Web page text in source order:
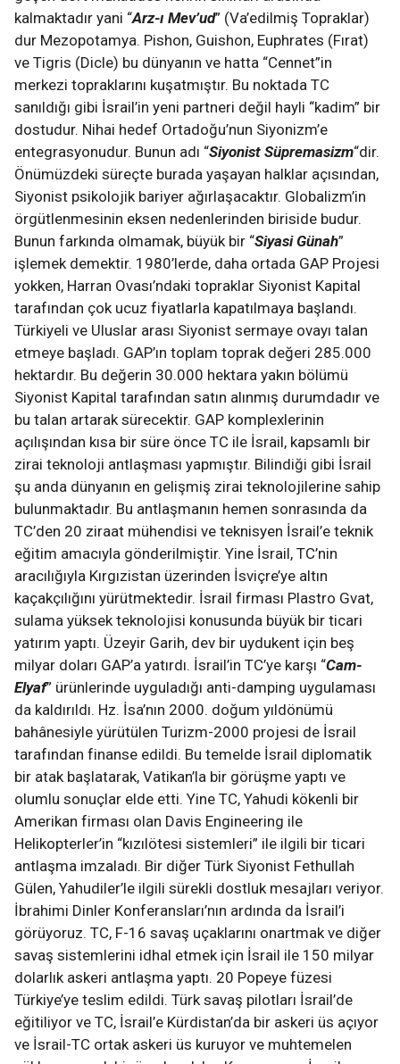
kalmaktadır yani “Arz-ı Mev’ud” (Va’edilmiş Topraklar)
dur Mezopotamya. Pishon, Guishon, Euphrates (Fırat)
ve Tigris (Dicle) bu dünyanın ve hatta “Cennet”in
merkezi topraklarını kuşatmıştır. Bu noktada TC
sanıldığı gibi İsrail’in yeni partneri değil hayli “kadim” bir
dostudur. Nihai hedef Ortadoğu’nun Siyonizm’e
entegrasyonudur. Bunun adı “Siyonist Süpremasizm“dir.
Önümüzdeki süreçte burada yaşayan halklar açısından,
Siyonist psikolojik bariyer ağırlaşacaktır. Globalizm’in
örgütlenmesinin eksen nedenlerinden biriside budur.
Bunun farkında olmamak, büyük bir “Siyasi Günah”
işlemek demektir. 1980’lerde, daha ortada GAP Projesi
yokken, Harran Ovası’ndaki topraklar Siyonist Kapital
tarafından çok ucuz fiyatlarla kapatılmaya başlandı.
Türkiyeli ve Uluslar arası Siyonist sermaye ovayı talan
etmeye başladı. GAP’ın toplam toprak değeri 285.000
hektardır. Bu değerin 30.000 hektara yakın bölümü
Siyonist Kapital tarafından satın alınmış durumdadır ve
bu talan artarak sürecektir. GAP komplexlerinin
açılışından kısa bir süre önce TC ile İsrail, kapsamlı bir
zirai teknoloji antlaşması yapmıştır. Bilindiği gibi İsrail
şu anda dünyanın en gelişmiş zirai teknolojilerine sahip
bulunmaktadır. Bu antlaşmanın hemen sonrasında da
TC’den 20 ziraat mühendisi ve teknisyen İsrail’e teknik
eğitim amacıyla gönderilmiştir. Yine İsrail, TC’nin
aracılığıyla Kırgızistan üzerinden İsviçre’ye altın
kaçakçılığını yürütmektedir. İsrail firması Plastro Gvat,
sulama yüksek teknolojisi konusunda büyük bir ticari
yatırım yaptı. Üzeyir Garih, dev bir uydukent için beş
milyar doları GAP’a yatırdı. İsrail’in TC’ye karşı “Cam-
Elyaf” ürünlerinde uyguladığı anti-damping uygulaması
da kaldırıldı. Hz. İsa’nın 2000. doğum yıldönümü
bahânesiyle yürütülen Turizm-2000 projesi de İsrail
tarafından finanse edildi. Bu temelde İsrail diplomatik
bir atak başlatarak, Vatikan’la bir görüşme yaptı ve
olumlu sonuçlar elde etti. Yine TC, Yahudi kökenli bir
Amerikan firması olan Davis Engineering ile
Helikopterler’in “kızılötesi sistemleri” ile ilgili bir ticari
antlaşma imzaladı. Bir diğer Türk Siyonist Fethullah
Gülen, Yahudiler’le ilgili sürekli dostluk mesajları veriyor.
İbrahimi Dinler Konferansları’nın ardında da İsrail’i
görüyoruz. TC, F-16 savaş uçaklarını onartmak ve diğer
savaş sistemlerini idhal etmek için İsrail ile 150 milyar
dolarlık askeri antlaşma yaptı. 20 Popeye füzesi
Türkiye’ye teslim edildi. Türk savaş pilotları İsrail’de
eğitiliyor ve TC, İsrail’e Kürdistan’da bir askeri üs açıyor
ve İsrail-TC ortak askeri üs kuruyor ve muhtemelen